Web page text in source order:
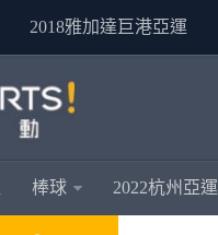
2018雅加達巨港亞運
棒球 2022杭州亞運